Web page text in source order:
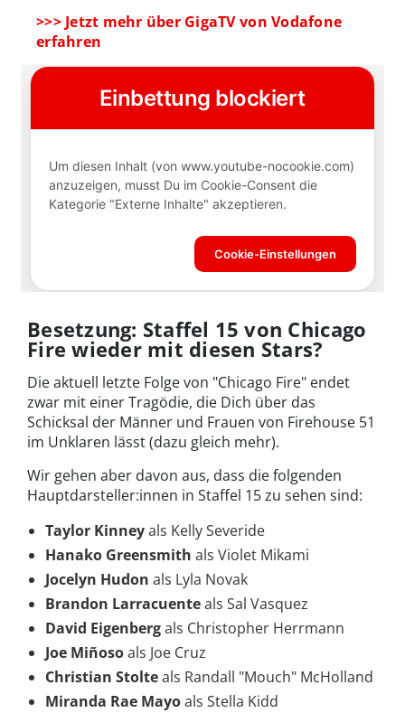
>>> Jetzt mehr über GigaTV von Vodafone
erfahren
Besetzung: Staffel 15 von Chicago
Fire wieder mit diesen Stars?
Die aktuell letzte Folge von "Chicago Fire" endet
zwar mit einer Tragödie, die Dich über das
Schicksal der Männer und Frauen von Firehouse 51
im Unklaren lässt (dazu gleich mehr).
Wir gehen aber davon aus, dass die folgenden
Hauptdarsteller:innen in Staffel 15 zu sehen sind:
Taylor Kinneyals Kelly Severide
Hanako Greensmith als Violet Mikami
Jocelyn Hudon als Lyla Novak
Brandon Larracuenteals Sal Vasquez
David Eigenbergals Christopher Herrmann
Joe Miñosoals Joe Cruz
Christian Stolteals Randall "Mouch" McHolland
Miranda Rae Mayoals Stella Kidd